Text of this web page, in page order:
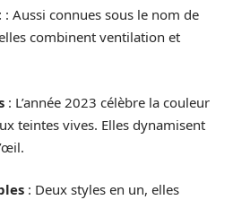
: Aussi connues sous le nom de
combinent ventilation et
: L’année 2023 célèbre la couleur
teintes vives. Elles dynamisent
: Deux styles en un, elles